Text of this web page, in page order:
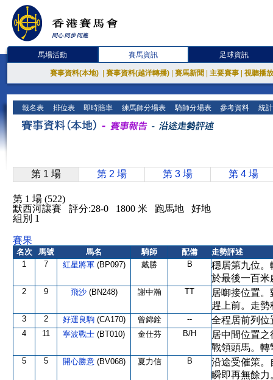
馬場活動 賽馬資訊 足球資訊
賽事資料(本地) 賽事資料(越洋轉播) 賽馬新聞 主要賽事 視聽播
報名表 排位表 即時賠率 練馬師分場表 騎師分場表 參考資料 統
第 1 場 第 2 場 第 3 場 第 4 場
第 1 場 (522)
默西河讓賽 評分:28-0 1800 米 跑馬地 好地
組別 1
賽果
名次 馬號 馬名 騎師 配備
走勢評述
1
7 紅星將軍 (BP097) 戴勝 B
穩居第九位。
於最後一百米
2 9 飛沙 (BN248) 謝中瀚 TT
居啣接位置
趕上前。走勢
3 2 好運良駒 (CA170) 曾錦銓 -- 全程居前列位
4 11 寧波戰士 (BT010) 金仕芬 B/H
居中間位置
戰領頭馬。轉
5 5 開心勝意 (BV068) 夏力信 B
沿途受催策。
瞬即再無餘力